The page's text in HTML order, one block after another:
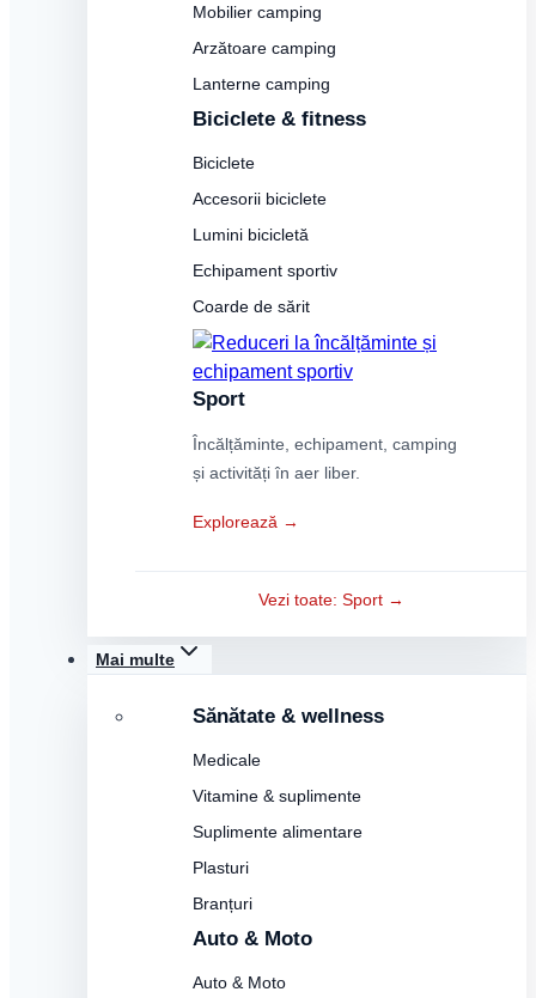
Mobilier camping
Arzătoare camping
Lanterne camping
Biciclete & fitness
Biciclete
Accesorii biciclete
Lumini bicicletă
Echipament sportiv
Coarde de sărit
Sport
Încălțăminte, echipament, camping
și activități în aer liber.
Explorează →
Vezi toate: Sport →
Mai multe
Sănătate & wellness
Medicale
Vitamine & suplimente
Suplimente alimentare
Plasturi
Branțuri
Auto & Moto
Auto & Moto